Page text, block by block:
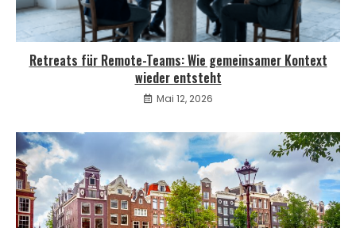
Retreats für Remote-Teams: Wie gemeinsamer Kontext
wieder entsteht
Mai 12, 2026